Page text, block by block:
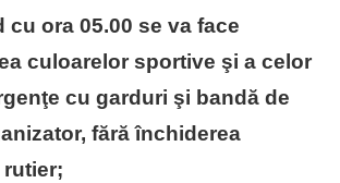
cu ora 05.00 se va face
culoarelor sportive şi a celor
cu garduri şi bandă de
fără închiderea